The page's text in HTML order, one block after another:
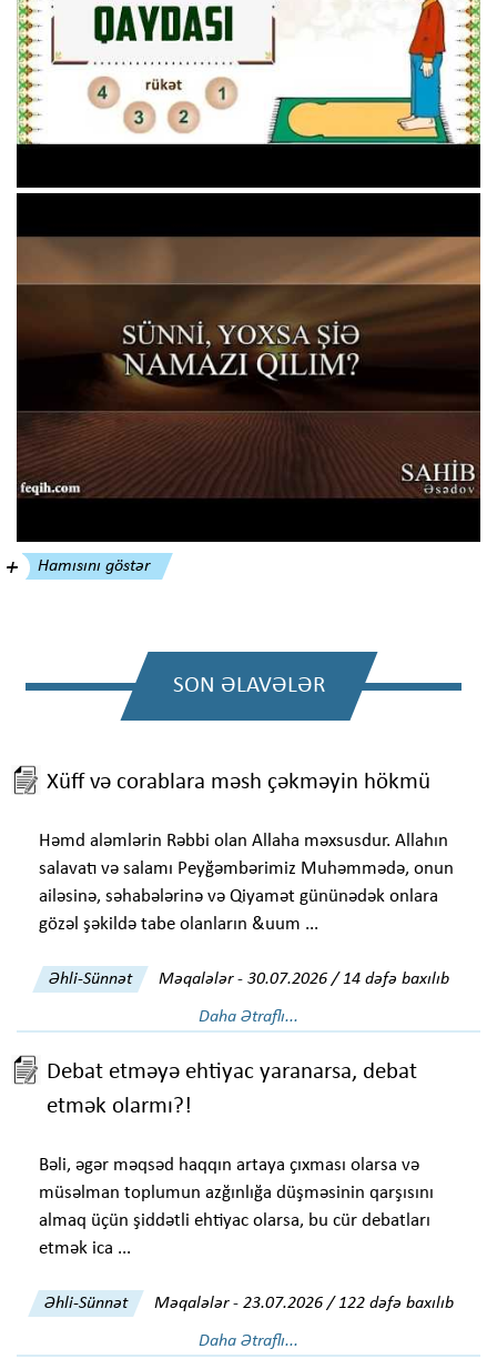
SON ƏLAVƏLƏR
Xüff və corablara məsh çəkməyin hökmü
Həmd aləmlərin Rəbbi olan Allaha məxsusdur. Allahın
salavatı və salamı Peyğəmbərimiz Muhəmmədə, onun
ailəsinə, səhabələrinə və Qiyamət gününədək onlara
gözəl şəkildə tabe olanların &uum ...
Əhli-Sünnət Məqalələr- 30.07.2026 / 14 dəfə baxılıb
Daha Ətraflı...
Debat etməyə ehtiyac yaranarsa, debat
etmək olarmı?!
Bəli, əgər məqsəd haqqın artaya çıxması olarsa və
müsəlman toplumun azğınlığa düşməsinin qarşısını
almaq üçün şiddətli ehtiyac olarsa, bu cür debatları
etmək ica ...
Əhli-Sünnət Məqalələr- 23.07.2026 / 122 dəfə baxılıb
Daha Ətraflı...
Hamısını göstər